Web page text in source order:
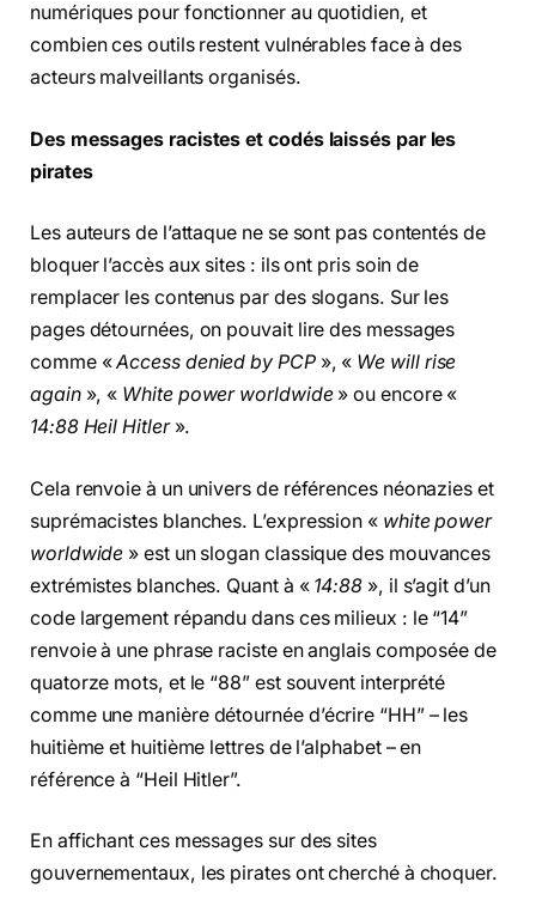
numériques pour fonctionner au quotidien, et
combien ces outils restent vulnérables face à des
acteurs malveillants organisés.
Des messages racistes et codés laissés par les
pirates
Les auteurs de l’attaque ne se sont pas contentés de
bloquer l’accès aux sites : ils ont pris soin de
remplacer les contenus par des slogans. Sur les
pages détournées, on pouvait lire des messages
comme «Access denied by PCP», « We will rise
again», « White power worldwide» ou encore «
14:88 Heil Hitler».
Cela renvoie à un univers de références néonazies et
suprémacistes blanches. L’expression «white power
worldwide » est un slogan classique des mouvances
extrémistes blanches. Quant à «14:88 », il s’agit d’un
code largement répandu dans ces milieux : le “14”
renvoie à une phrase raciste en anglais composée de
quatorze mots, et le “88” est souvent interprété
comme une manière détournée d’écrire “HH” – les
huitième et huitième lettres de l’alphabet – en
référence à “Heil Hitler”.
En affichant ces messages sur des sites
gouvernementaux, les pirates ont cherché à choquer.